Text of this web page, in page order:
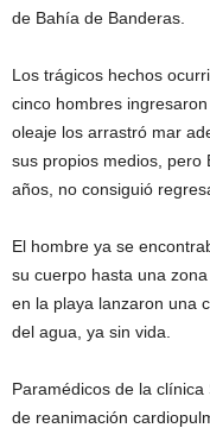
de Bahía de Banderas.
Los trágicos hechos
cinco hombres
oleaje los arrastró mar
sus propios medios, pero
años, no consiguió
El hombre ya se
su cuerpo hasta una
en la playa lanzaron una
del agua, ya sin vida.
Paramédicos de la
de reanimación